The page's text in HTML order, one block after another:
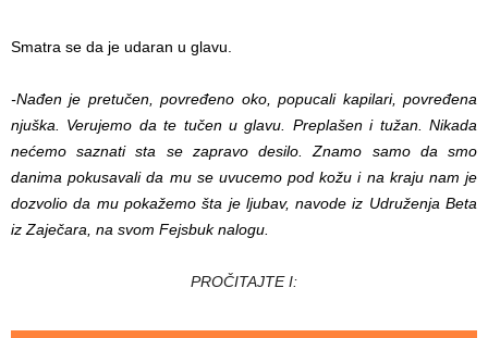
Smatra se da je udaran u glavu.
-Nađen je pretučen, povređeno oko, popucali kapilari, povređena
njuška. Verujemo da te tučen u glavu. Preplašen i tužan. Nikada
nećemo saznati sta se zapravo desilo. Znamo samo da smo
danima pokusavali da mu se uvucemo pod kožu i na kraju nam je
dozvolio da mu pokažemo šta je ljubav, navode iz Udruženja Beta
iz Zaječara, na svom Fejsbuk nalogu.
PROČITAJTE I: